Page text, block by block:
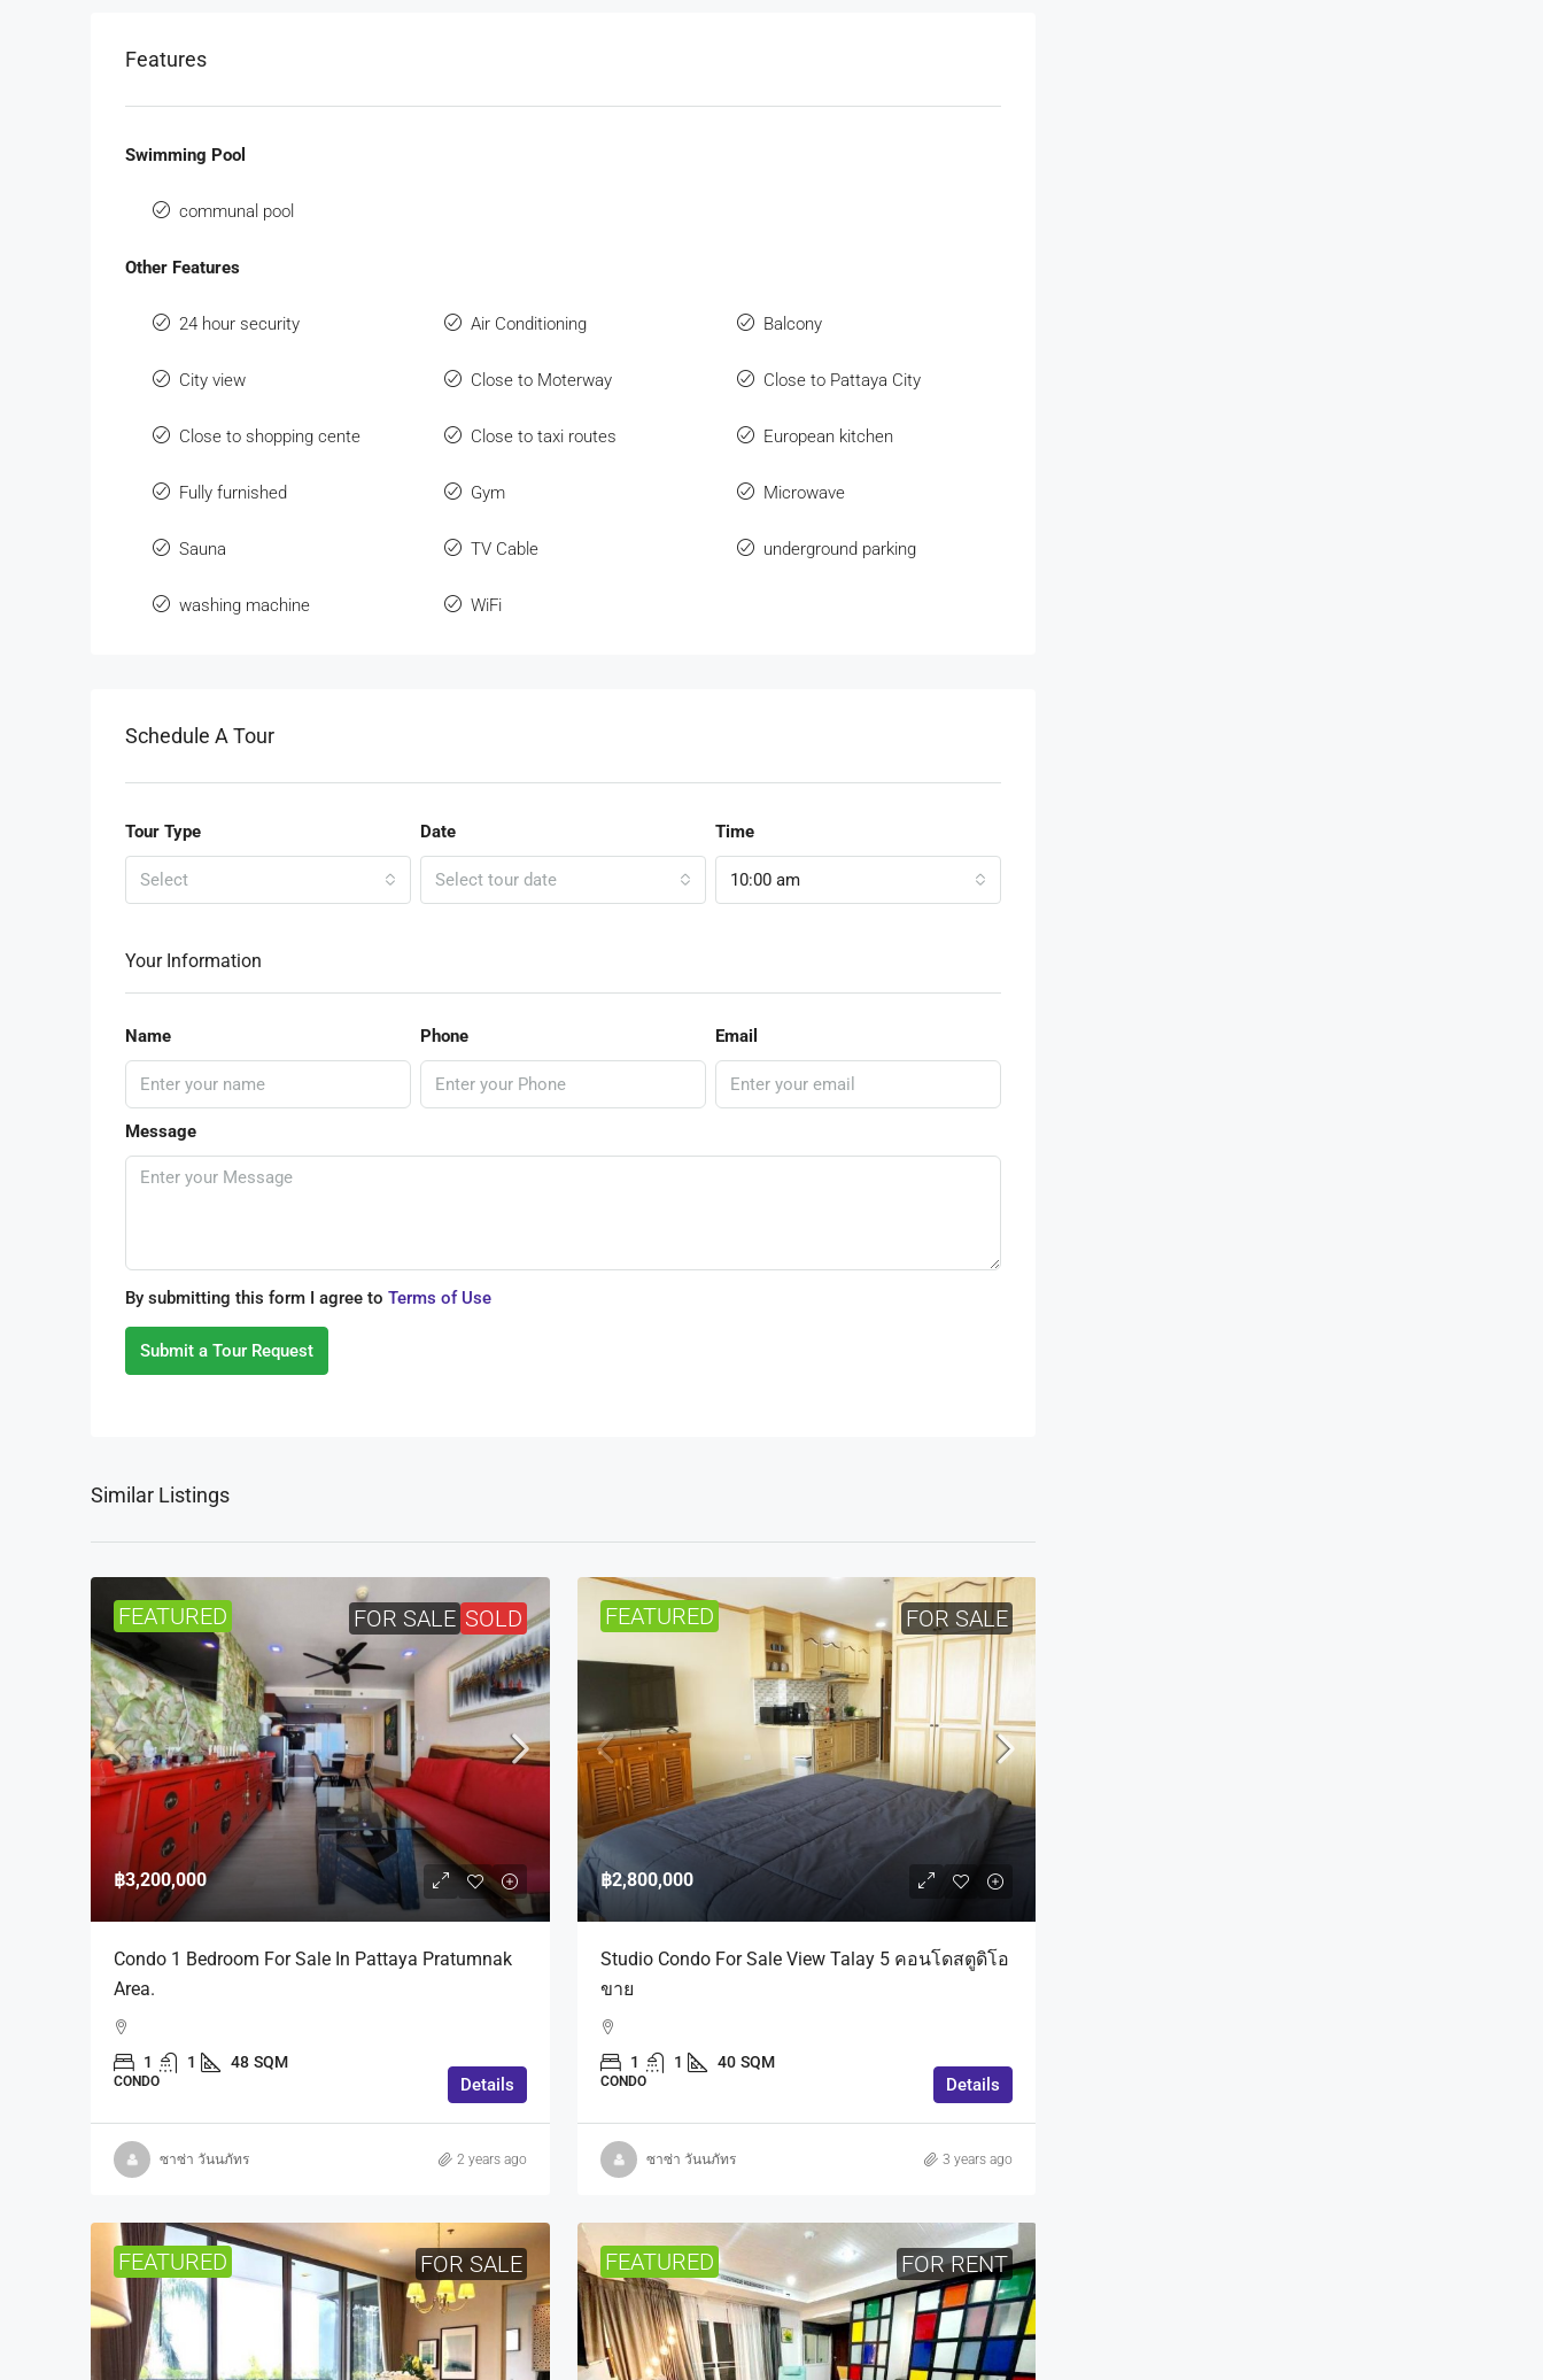
Features
Swimming Pool
communal pool
Other Features
24 hour security Air Conditioning Balcony
City view Close to Moterway Close to Pattaya City
Close to shopping cente Close to taxi routes European kitchen
Fully furnished Gym Microwave
Sauna TV Cable underground parking
washing machine WiFi
Schedule A Tour
Tour Type
Select
Date
Select tour date
Time
10:00 am
Your Information
Name Phone Email
Message
By submitting this form I agree to Terms of Use
Submit a Tour Request
Similar Listings
FEATURED FOR SALE SOLD
฿3,200,000
Condo 1 Bedroom For Sale In Pattaya Pratumnak
Area.
1 1 48 SQM
CONDO Details
ซาซ่า วันนภัทร 2 years ago
FEATURED FOR SALE
฿2,800,000
Studio Condo For Sale View Talay 5 คอนโดสตูดิโอ
ขาย
1 1 40 SQM
CONDO Details
ซาซ่า วันนภัทร 3 years ago
FEATURED FOR SALE FEATURED FOR RENT